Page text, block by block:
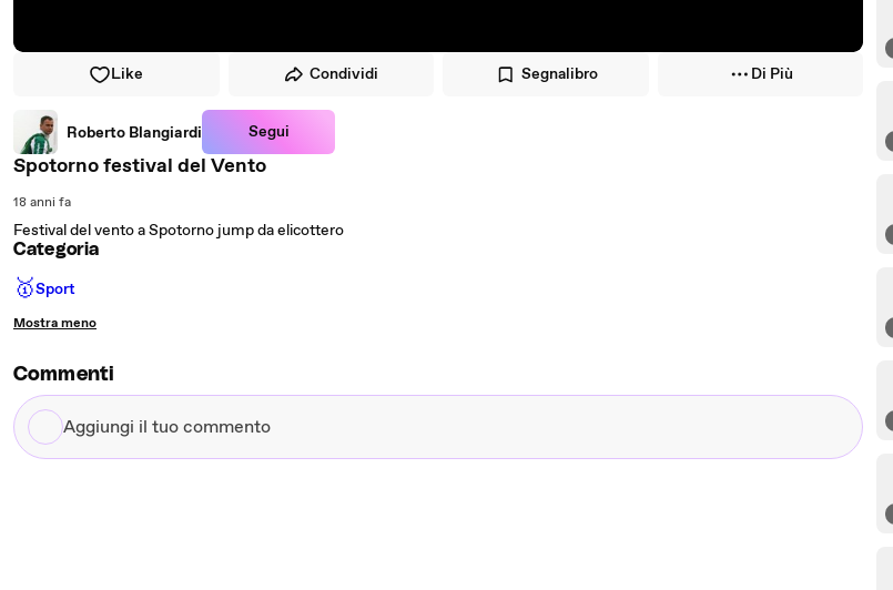
Like Condividi Segnalibro Di Più
Roberto Blangiardi Segui
Spotorno festival del Vento
18 anni fa
Festival del vento a Spotorno jump da elicottero
Categoria
🥇Sport
Mostra meno
Commenti
Aggiungi
il